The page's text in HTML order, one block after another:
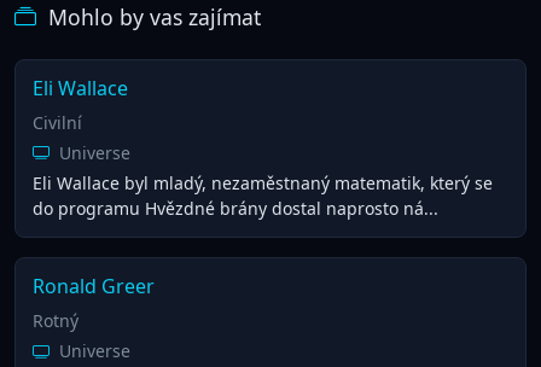
Mohlo by vas zajímat
Eli Wallace
Civilní
Universe
Eli Wallace byl mladý, nezaměstnaný matematik, který se
do programu Hvězdné brány dostal naprosto ná...
Ronald Greer
Rotný
Universe